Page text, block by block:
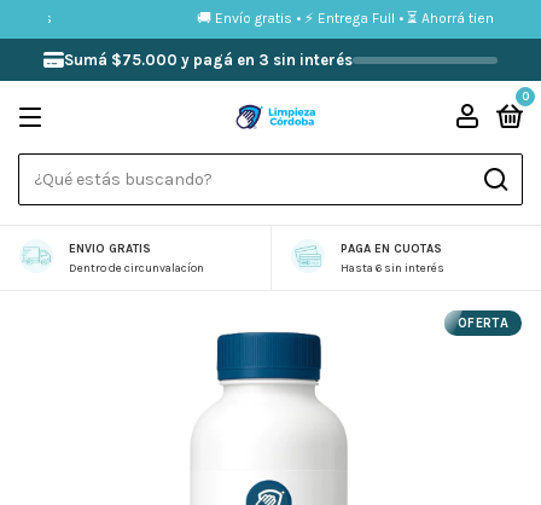
0
ENVIO GRATIS
Dentro de circunvalacíon
PAGA EN CUOTAS
Hasta 6 sin interés
OFERTA
Sumá $75.000 y pagá en 3 sin interés
🚚 Envío gratis • ⚡ Entrega Full • ⏳ Ahorrá tiempo